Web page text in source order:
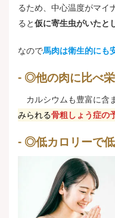
るため、中心温度がマイ
ると仮に寄生虫がいたと
なので馬肉は衛生的にも
◎他の肉に比べ
カルシウムも豊富に含
みられる骨粗しょう症の
◎低カロリーで